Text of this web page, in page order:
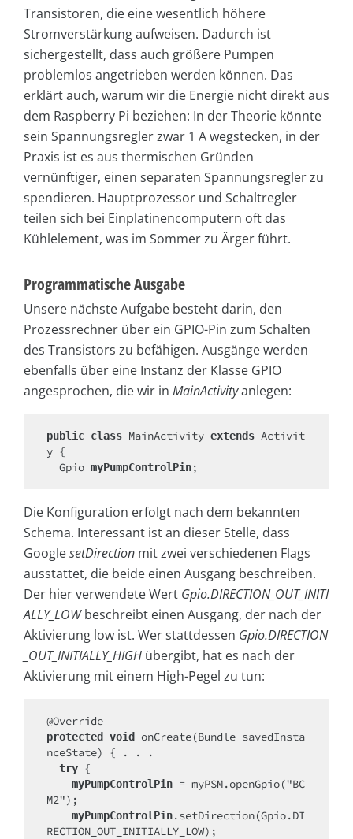
Transistoren, die eine wesentlich höhere
Stromverstärkung aufweisen. Dadurch ist
sichergestellt, dass auch größere Pumpen
problemlos angetrieben werden können. Das
erklärt auch, warum wir die Energie nicht direkt aus
dem Raspberry Pi beziehen: In der Theorie könnte
sein Spannungsregler zwar 1 A wegstecken, in der
Praxis ist es aus thermischen Gründen
vernünftiger, einen separaten Spannungsregler zu
spendieren. Hauptprozessor und Schaltregler
teilen sich bei Einplatinencomputern oft das
Kühlelement, was im Sommer zu Ärger führt.
Programmatische Ausgabe
Unsere nächste Aufgabe besteht darin, den
Prozessrechner über ein GPIO-Pin zum Schalten
des Transistors zu befähigen. Ausgänge werden
ebenfalls über eine Instanz der Klasse GPIO
angesprochen, die wir in MainActivityanlegen:
public class MainActivity extends Activit
y {
  Gpio
myPumpControlPin;
Die Konfiguration erfolgt nach dem bekannten
Schema. Interessant ist an dieser Stelle, dass
GooglesetDirection mit zwei verschiedenen Flags
ausstattet, die beide einen Ausgang beschreiben.
Der hier verwendete Wert Gpio.DIRECTION_OUT_INITI
ALLY_LOWbeschreibt einen Ausgang, der nach der
Aktivierung low ist. Wer stattdessen Gpio.DIRECTION
_OUT_INITIALLY_HIGH übergibt, hat es nach der
Aktivierung mit einem High-Pegel zu tun:
protected void onCreate(Bundle savedInsta
nceState) { . . .
try {
myPumpControlPin = myPSM.openGpio("BC
M2");
myPumpControlPin.setDirection(Gpio.DI
RECTION_OUT_INITIALLY_LOW);